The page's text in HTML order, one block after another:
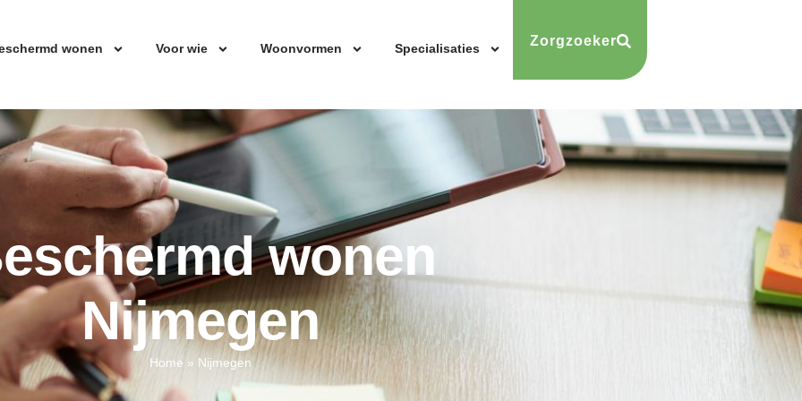
wonen Voor wie Woonvormen Specialisaties Zorgzoeker
wonen
Nijmegen
Home » Nijmegen